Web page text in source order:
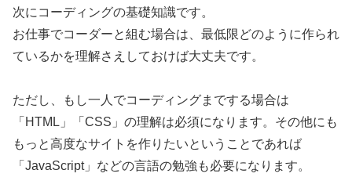
次にコーディングの基礎知識です。
お仕事でコーダーと組む場合は、最低限どのように作られ
ているかを理解さえしておけば大丈夫です。
ただし、もし一人でコーディングまでする場合は
「HTML」「CSS」の理解は必須になります。その他にも
もっと高度なサイトを作りたいということであれば
「JavaScript」などの言語の勉強も必要になります。